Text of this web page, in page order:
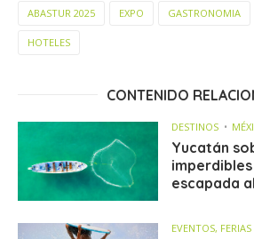
ABASTUR 2025 EXPO GASTRONOMIA
HOTELES
CONTENIDO
DESTINOS
Yucatán
escapada
EVENTOS,